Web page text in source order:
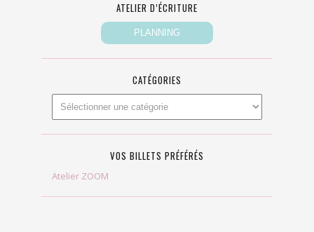
ATELIER D’ÉCRITURE
CATÉGORIES
VOS BILLETS PRÉFÉRÉS
Atelier ZOOM